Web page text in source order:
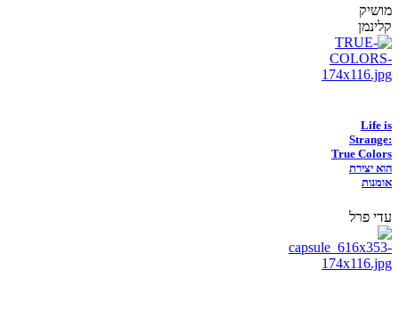
מושיק
קלינמן
Life is
Strange:
True Colors
הוא יצירת
אומנות
עדי פרל